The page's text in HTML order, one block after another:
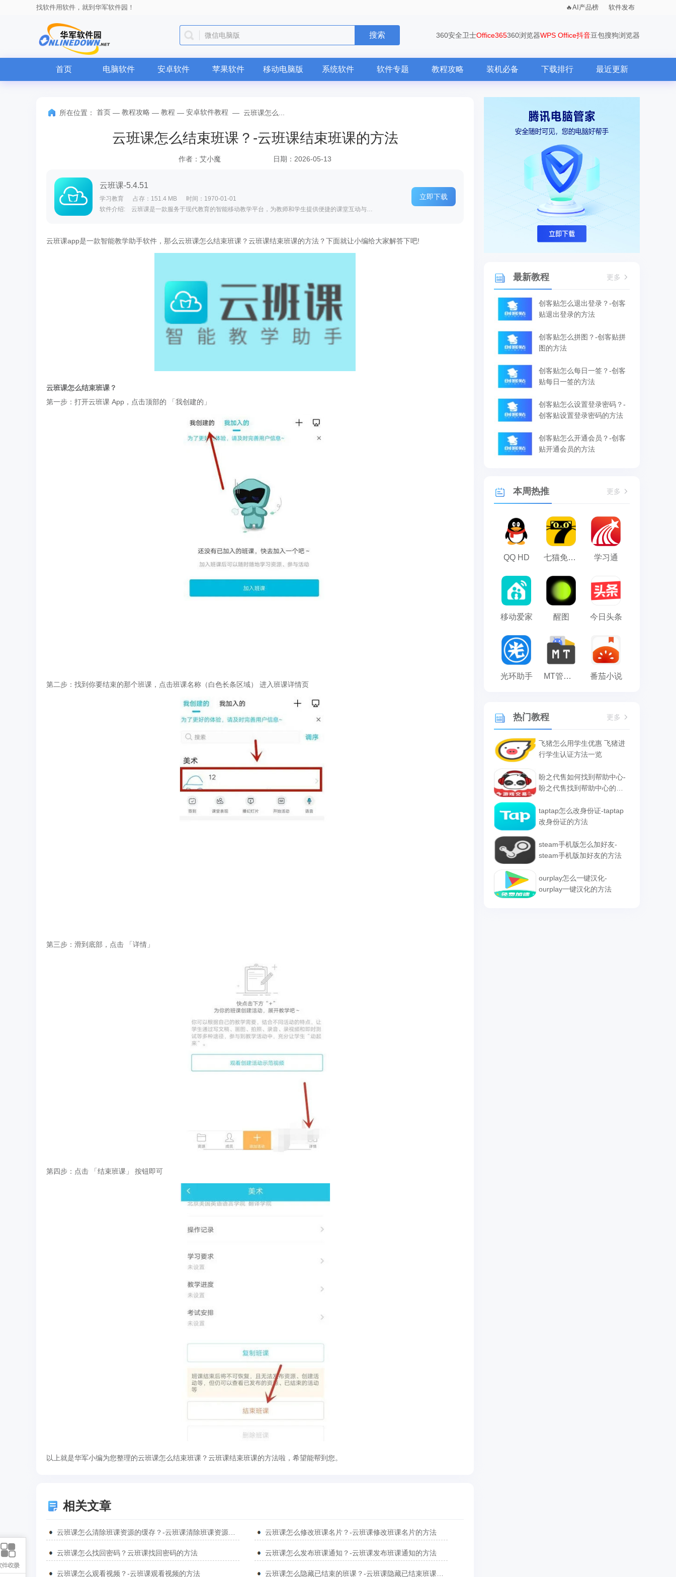
找软件用软件，就到华军软件园！ AI产品榜 软件发布
QQ 搜索 360安全卫士Office365360浏览器WPS Office抖音豆包搜狗浏览器
首页 电脑软件 安卓软件 苹果软件 移动电脑版 系统软件 软件专题 教程攻略 装机必备 下载排行 最近更新
所在位置： 首页 — 教程攻略 — 教程 — 安卓软件教程 — 云班课怎么...
云班课怎么结束班课？-云班课结束班课的方法
作者：艾小魔 日期：2026-05-13
云班课-5.4.51
学习教育 占存：151.4 MB
时间：1970-01-01
软件介绍: 云班课是一款服务于现代教育的智能移动教学平台，为教师和学生提供便捷的课堂互动与在线学习支持...
立即下载
云班课app是一款智能教学助手软件，那么云班课怎么结束班课？云班课结束班课的方法？下面就让小编给大家解答下吧!
云班课怎么结束班课？
第一步：打开云班课 App，点击顶部的 「我创建的」
第二步：找到你要结束的那个班课，点击班课名称（白色长条区域） 进入班课详情页
第三步：滑到底部，点击 「详情」
第四步：点击 「结束班课」 按钮即可
以上就是华军小编为您整理的云班课怎么结束班课？云班课结束班课的方法啦，希望能帮到您。
相关文章
云班课怎么修改班课名片？-云班课修改班课名片的方法
云班课怎么找回密码？云班课找回密码的方法 云班课怎么发布班课通知？-云班课发布班课通知的方法
云班课怎么观看视频？-云班课观看视频的方法
最新教程 更多
创客贴怎么退出登录？-创客
贴退出登录的方法
创客贴怎么拼图？-创客贴拼
图的方法
创客贴怎么每日一签？-创客
贴每日一签的方法
创客贴怎么设置登录密码？-
创客贴设置登录密码的方法
创客贴怎么开通会员？-创客
贴开通会员的方法
本周热推 更多
QQ HD 七猫免费小说 学习通
移动爱家 醒图 今日头条
光环助手 MT管理器 番茄小说
热门教程 更多
飞猪怎么用学生优惠 飞猪进
行学生认证方法一览
盼之代售如何找到帮助中心-
盼之代售找到帮助中心的方
taptap怎么改身份证-taptap
改身份证的方法
steam手机版怎么加好友-
steam手机版加好友的方法
ourplay怎么一键汉化-
ourplay一键汉化的方法